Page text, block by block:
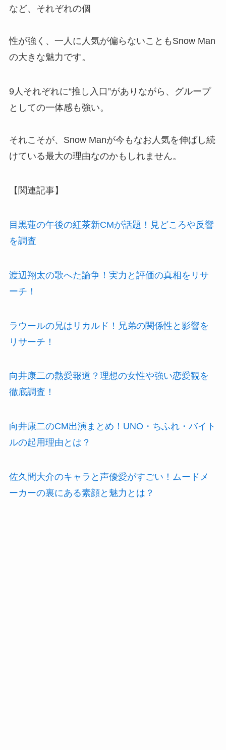
など、それぞれの個
性が強く、一人に人気が偏らないこともSnow Man
の大きな魅力です。
9人それぞれに“推し入口”がありながら、グループ
としての一体感も強い。
それこそが、Snow Manが今もなお人気を伸ばし続
けている最大の理由なのかもしれません。
【関連記事】
目黒蓮の午後の紅茶新CMが話題！見どころや反響
を調査
渡辺翔太の歌へた論争！実力と評価の真相をリサ
ーチ！
ラウールの兄はリカルド！兄弟の関係性と影響を
リサーチ！
向井康二の熱愛報道？理想の女性や強い恋愛観を
徹底調査！
向井康二のCM出演まとめ！UNO・ちふれ・バイト
ルの起用理由とは？
佐久間大介のキャラと声優愛がすごい！ムードメ
ーカーの裏にある素顔と魅力とは？